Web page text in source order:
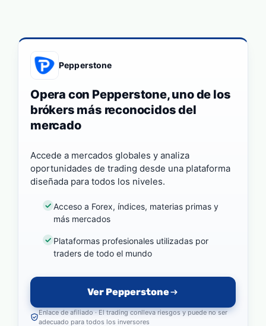
Pepperstone
Opera con Pepperstone, uno de los
brókers más reconocidos del
mercado
Accede a mercados globales y analiza
oportunidades de trading desde una plataforma
diseñada para todos los niveles.
Acceso a Forex, índices, materias primas y
más mercados
Plataformas profesionales utilizadas por
traders de todo el mundo
Ver Pepperstone
Enlace de afiliado · El trading conlleva riesgos y puede no ser
adecuado para todos los inversores